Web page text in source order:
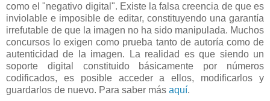
como el "negativo digital". Existe la falsa creencia de que es
inviolable e imposible de editar, constituyendo una garantía
irrefutable de que la imagen no ha sido manipulada. Muchos
concursos lo exigen como prueba tanto de autoría como de
autenticidad de la imagen. La realidad es que siendo un
soporte digital constituido básicamente por números
codificados, es posible acceder a ellos, modificarlos y
guardarlos de nuevo. Para saber más aquí.